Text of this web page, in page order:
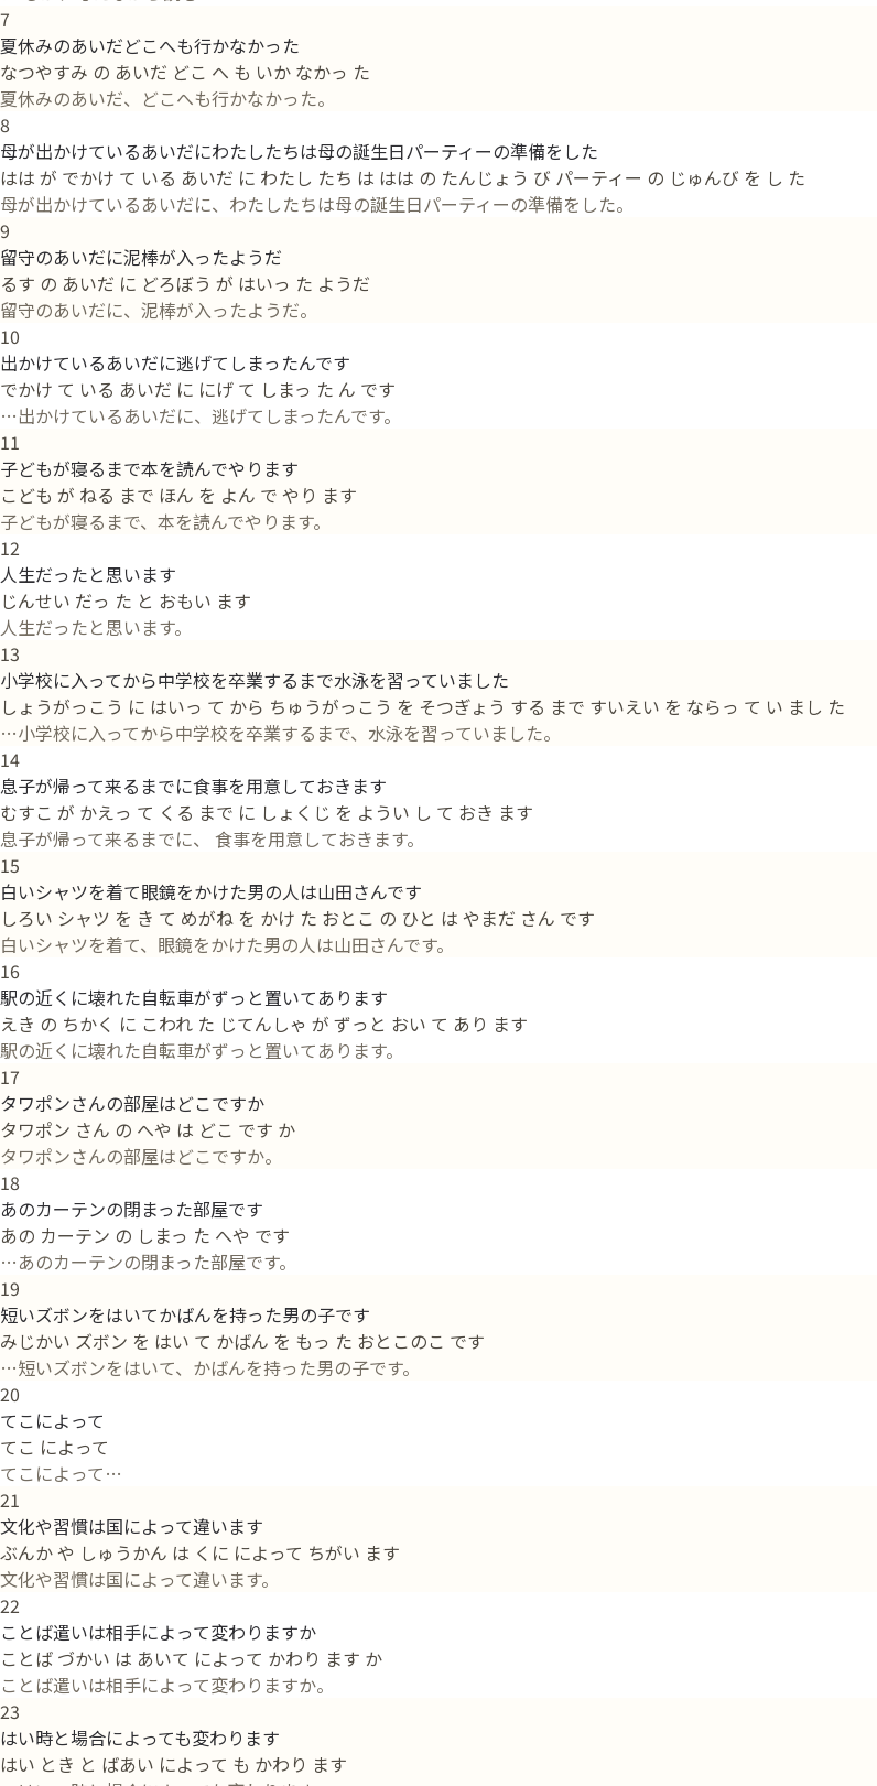
7
夏休みのあいだどこへも行かなかった
なつやすみ の あいだ どこ へ も いか なかっ た
夏休みのあいだ、どこへも行かなかった。
8
母が出かけているあいだにわたしたちは母の誕生日パーティーの準備をした
はは が でかけ て いる あいだ に わたし たち は はは の たんじょう び パーティー の じゅんび を し た
母が出かけているあいだに、わたしたちは母の誕生日パーティーの準備をした。
9
留守のあいだに泥棒が入ったようだ
るす の あいだ に どろぼう が はいっ た ようだ
留守のあいだに、泥棒が入ったようだ。
10
出かけているあいだに逃げてしまったんです
でかけ て いる あいだ に にげ て しまっ た ん です
…出かけているあいだに、逃げてしまったんです。
11
子どもが寝るまで本を読んでやります
こども が ねる まで ほん を よん で やり ます
子どもが寝るまで、本を読んでやります。
12
人生だったと思います
じんせい だっ た と おもい ます
人生だったと思います。
13
小学校に入ってから中学校を卒業するまで水泳を習っていました
しょうがっこう に はいっ て から ちゅうがっこう を そつぎょう する まで すいえい を ならっ て い まし た
…小学校に入ってから中学校を卒業するまで、水泳を習っていました。
14
息子が帰って来るまでに食事を用意しておきます
むすこ が かえっ て くる まで に しょくじ を ようい し て おき ます
息子が帰って来るまでに、 食事を用意しておきます。
15
白いシャツを着て眼鏡をかけた男の人は山田さんです
しろい シャツ を き て めがね を かけ た おとこ の ひと は やまだ さん です
白いシャツを着て、眼鏡をかけた男の人は山田さんです。
16
駅の近くに壊れた自転車がずっと置いてあります
えき の ちかく に こわれ た じてんしゃ が ずっと おい て あり ます
駅の近くに壊れた自転車がずっと置いてあります。
17
タワポンさんの部屋はどこですか
タワポン さん の へや は どこ です か
タワポンさんの部屋はどこですか。
18
あのカーテンの閉まった部屋です
あの カーテン の しまっ た へや です
…あのカーテンの閉まった部屋です。
19
短いズボンをはいてかばんを持った男の子です
みじかい ズボン を はい て かばん を もっ た おとこのこ です
…短いズボンをはいて、かばんを持った男の子です。
20
てこによって
てこ によって
てこによって…
21
文化や習慣は国によって違います
ぶんか や しゅうかん は くに によって ちがい ます
文化や習慣は国によって違います。
22
ことば遣いは相手によって変わりますか
ことば づかい は あいて によって かわり ます か
ことば遣いは相手によって変わりますか。
23
はい時と場合によっても変わります
はい とき と ばあい によって も かわり ます